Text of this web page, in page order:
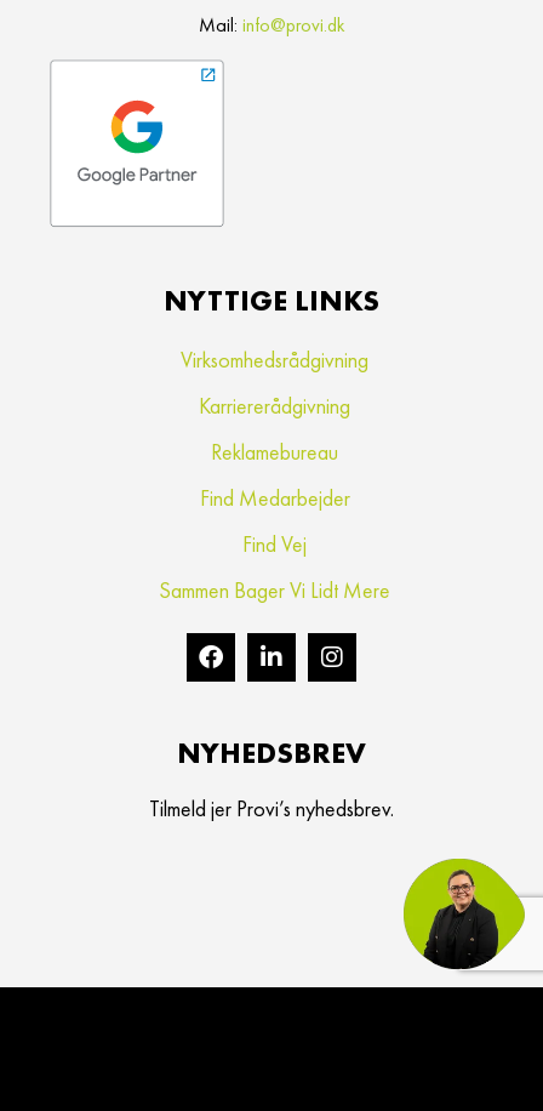
Mail: info@provi.dk
NYTTIGE LINKS
Virksomhedsrådgivning
Karriererådgivning
Reklamebureau
Find Medarbejder
Find Vej
Sammen Bager Vi Lidt Mere
NYHEDSBREV
Tilmeld jer Provi’s nyhedsbrev.